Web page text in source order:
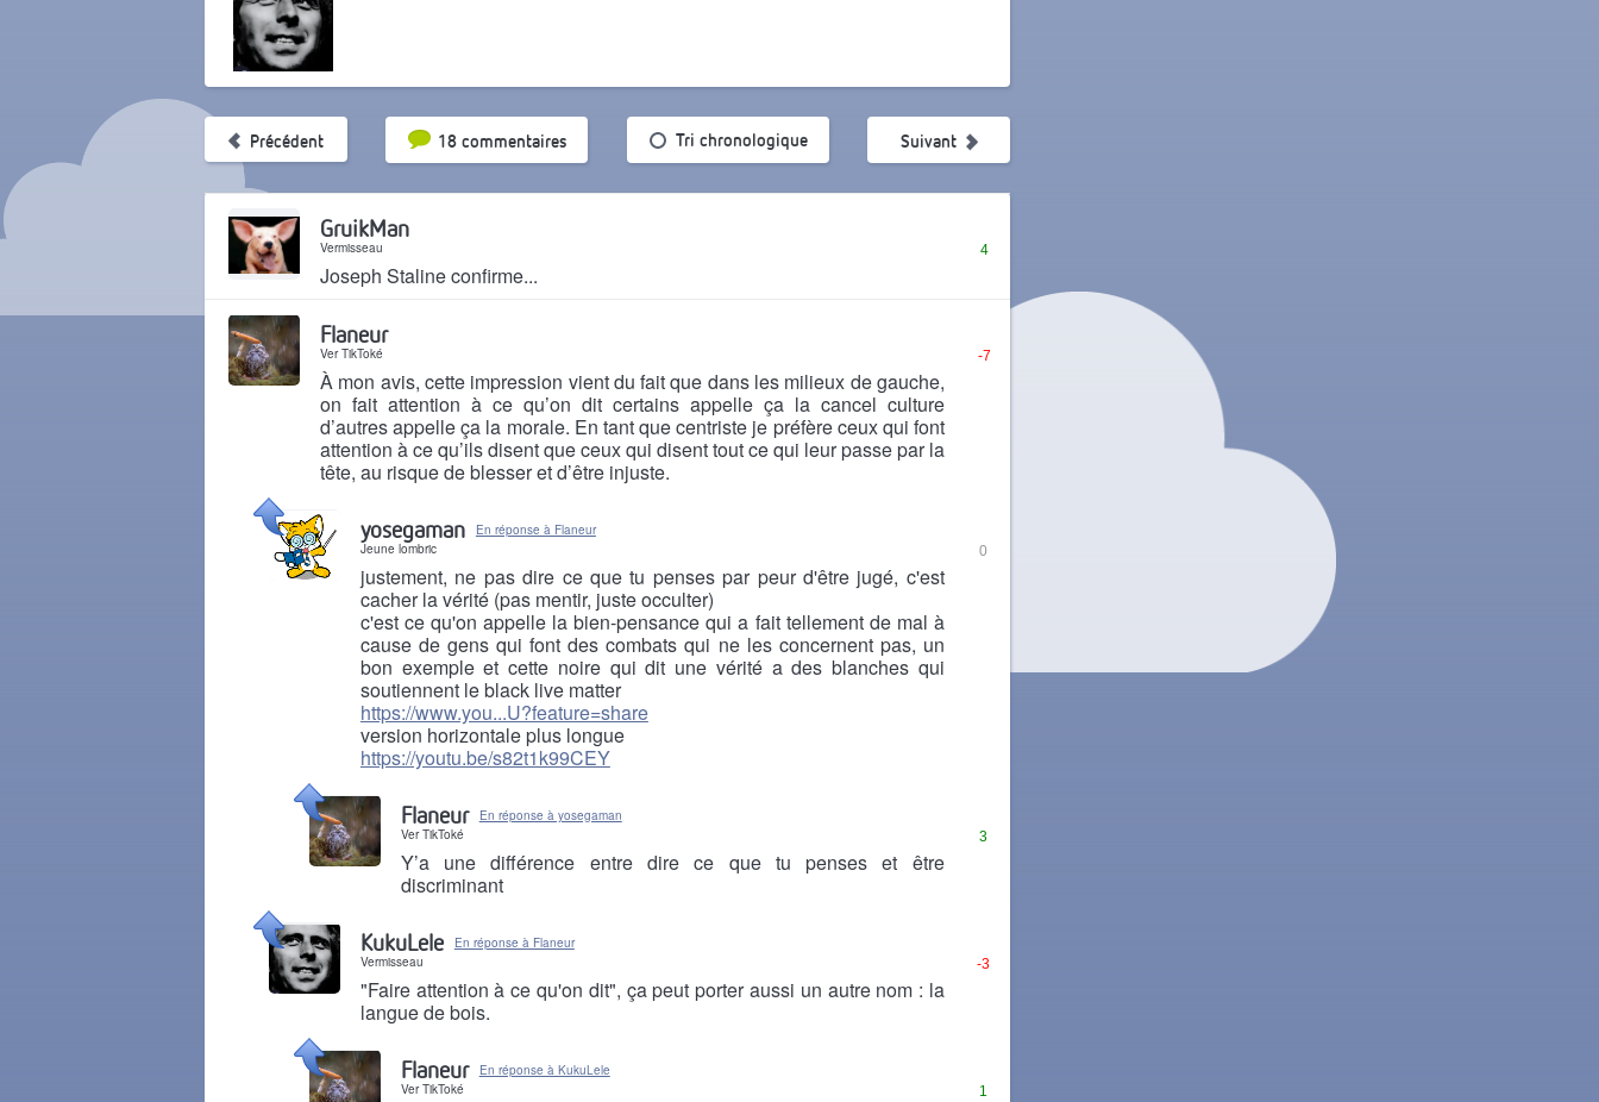
Précédent 18 commentaires
Tri par popularité Tri chronologique Suivant
4
GruikMan
Vermisseau
Joseph Staline confirme...
-7
Flaneur
Ver TikToké
À mon avis, cette impression vient du fait que dans les milieux de gauche,
on fait attention à ce qu’on dit certains appelle ça la cancel culture
d’autres appelle ça la morale. En tant que centriste je préfère ceux qui font
attention à ce qu’ils disent que ceux qui disent tout ce qui leur passe par la
tête, au risque de blesser et d’être injuste.
Il y a 8 mois
0
yosegaman
En réponse à Flaneur
Jeune lombric
justement, ne pas dire ce que tu penses par peur d'être jugé, c'est
cacher la vérité (pas mentir, juste occulter)
c'est ce qu'on appelle la bien-pensance qui a fait tellement de mal à
cause de gens qui font des combats qui ne les concernent pas, un
bon exemple et cette noire qui dit une vérité a des blanches qui
soutiennent le black live matter
https://www.you...U?feature=share
version horizontale plus longue
https://youtu.be/s82t1k99CEY
Il y a 8 mois
3
Flaneur
En réponse à yosegaman
Ver TikToké
Y’a une différence entre dire ce que tu penses et être
discriminant
-3
KukuLele
En réponse à Flaneur
Vermisseau
"Faire attention à ce qu'on dit", ça peut porter aussi un autre nom : la
langue de bois.
Il y a 8 mois
1
Flaneur
En réponse à KukuLele
Ver TikToké